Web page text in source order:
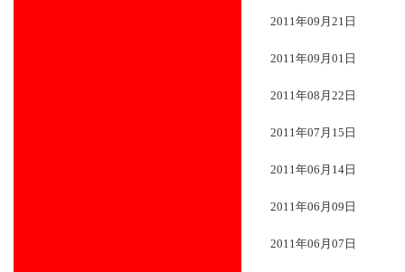
2011年09月21日
2011年09月01日
2011年08月22日
2011年07月15日
2011年06月14日
2011年06月09日
2011年06月07日